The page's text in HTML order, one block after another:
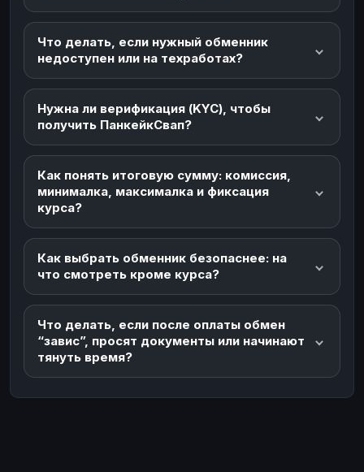
Что делать, если нужный обменник
недоступен или на техработах?
Нужна ли верификация (KYC), чтобы
получить ПанкейкСвап?
Как понять итоговую сумму: комиссия,
минималка, максималка и фиксация
курса?
Как выбрать обменник безопаснее: на
что смотреть кроме курса?
Что делать, если после оплаты обмен
“завис”, просят документы или начинают
тянуть время?